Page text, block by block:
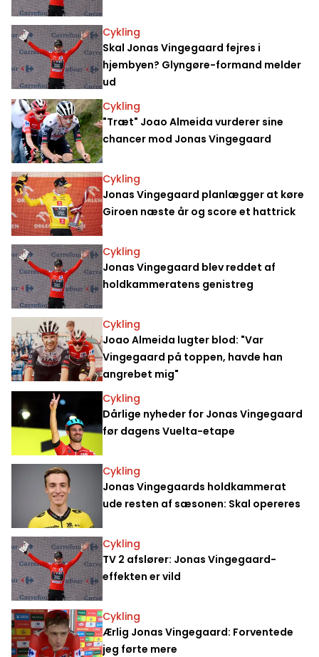
Cykling
Skal Jonas Vingegaard fejres i
hjembyen? Glyngøre-formand melder
ud
Cykling
"Træt" Joao Almeida vurderer sine
chancer mod Jonas Vingegaard
Cykling
Jonas Vingegaard planlægger at køre
Giroen næste år og score et hattrick
Cykling
Jonas Vingegaard blev reddet af
holdkammeratens genistreg
Cykling
Joao Almeida lugter blod: "Var
Vingegaard på toppen, havde han
angrebet mig"
Cykling
Dårlige nyheder for Jonas Vingegaard
før dagens Vuelta-etape
Cykling
Jonas Vingegaards holdkammerat
ude resten af sæsonen: Skal opereres
Cykling
TV 2 afslører: Jonas Vingegaard-
effekten er vild
Cykling
Ærlig Jonas Vingegaard: Forventede
jeg førte mere